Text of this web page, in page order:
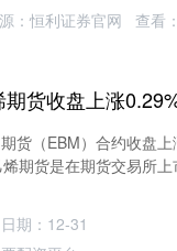
：恒利证券官网 查看：
货（EBM）合约收盘
期货是在期货交易所
日期：12-31